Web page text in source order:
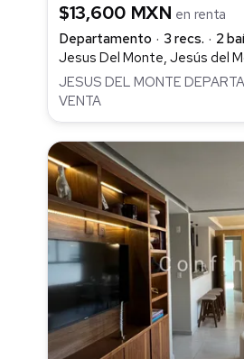
$13,600 MXN en renta
Departamento
3 recs. 2
Jesus Del Monte, Jesús del
JESUS DEL MONTE
VENTA